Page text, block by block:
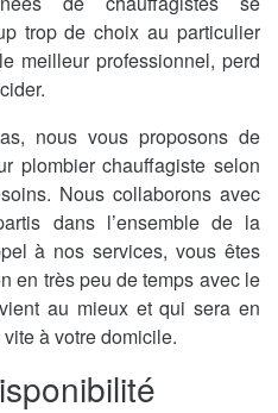
trop de choix au particulier
meilleur professionnel, perd
nous vous proposons de
plombier chauffagiste selon
Nous collaborons avec
dans l’ensemble de la
à nos services, vous êtes
en très peu de temps avec le
au mieux et qui sera en
à votre domicile.